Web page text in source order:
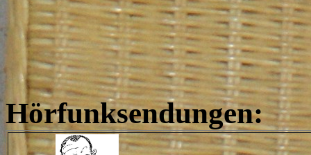
Hörfunksendungen: